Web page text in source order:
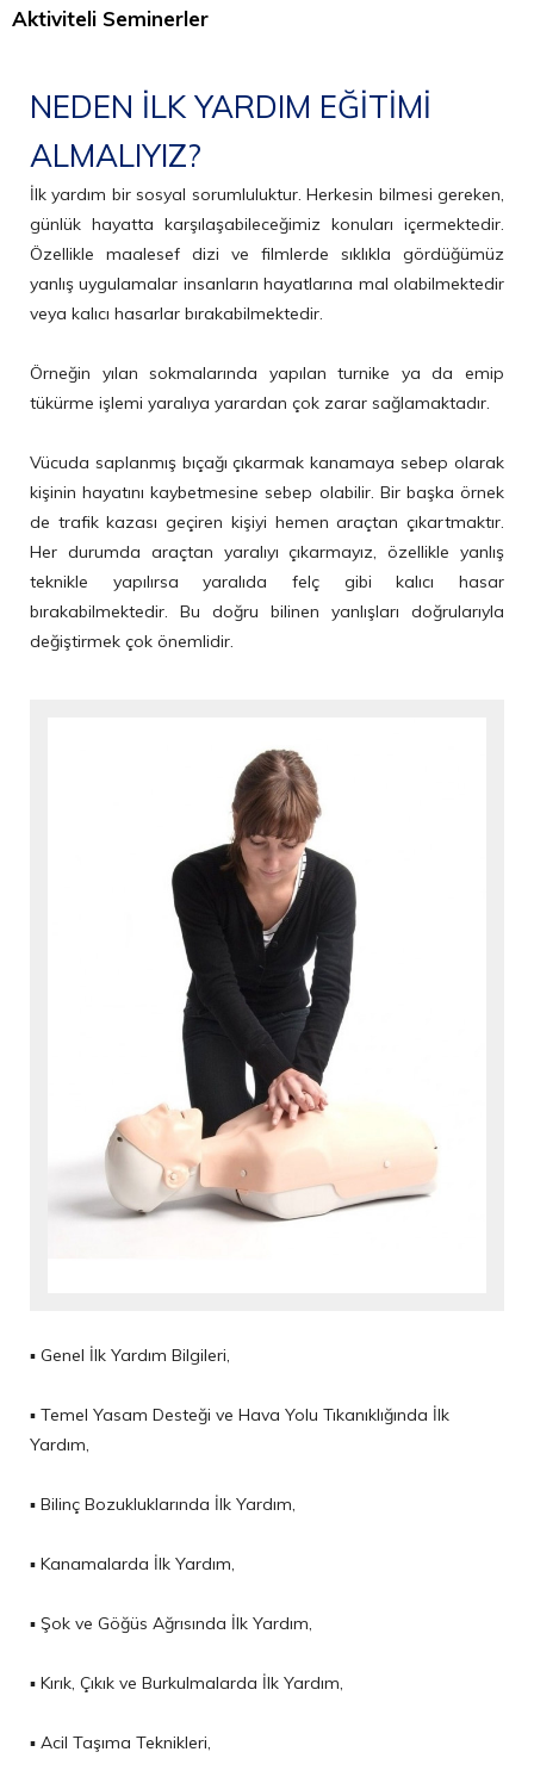
Aktiviteli Seminerler
NEDEN İLK YARDIM EĞİTİMİ
ALMALIYIZ?
İlk yardım bir sosyal sorumluluktur. Herkesin bilmesi gereken,
günlük hayatta karşılaşabileceğimiz konuları içermektedir.
Özellikle maalesef dizi ve filmlerde sıklıkla gördüğümüz
yanlış uygulamalar insanların hayatlarına mal olabilmektedir
veya kalıcı hasarlar bırakabilmektedir.
Örneğin yılan sokmalarında yapılan turnike ya da emip
tükürme işlemi yaralıya yarardan çok zarar sağlamaktadır.
Vücuda saplanmış bıçağı çıkarmak kanamaya sebep olarak
kişinin hayatını kaybetmesine sebep olabilir. Bir başka örnek
de trafik kazası geçiren kişiyi hemen araçtan çıkartmaktır.
Her durumda araçtan yaralıyı çıkarmayız, özellikle yanlış
teknikle yapılırsa yaralıda felç gibi kalıcı hasar
bırakabilmektedir. Bu doğru bilinen yanlışları doğrularıyla
değiştirmek çok önemlidir.
▪ Genel İlk Yardım Bilgileri,
▪ Temel Yasam Desteği ve Hava Yolu Tıkanıklığında İlk
Yardım,
▪ Bilinç Bozukluklarında İlk Yardım,
▪ Kanamalarda İlk Yardım,
▪ Şok ve Göğüs Ağrısında İlk Yardım,
▪ Kırık, Çıkık ve Burkulmalarda İlk Yardım,
▪ Acil Taşıma Teknikleri,